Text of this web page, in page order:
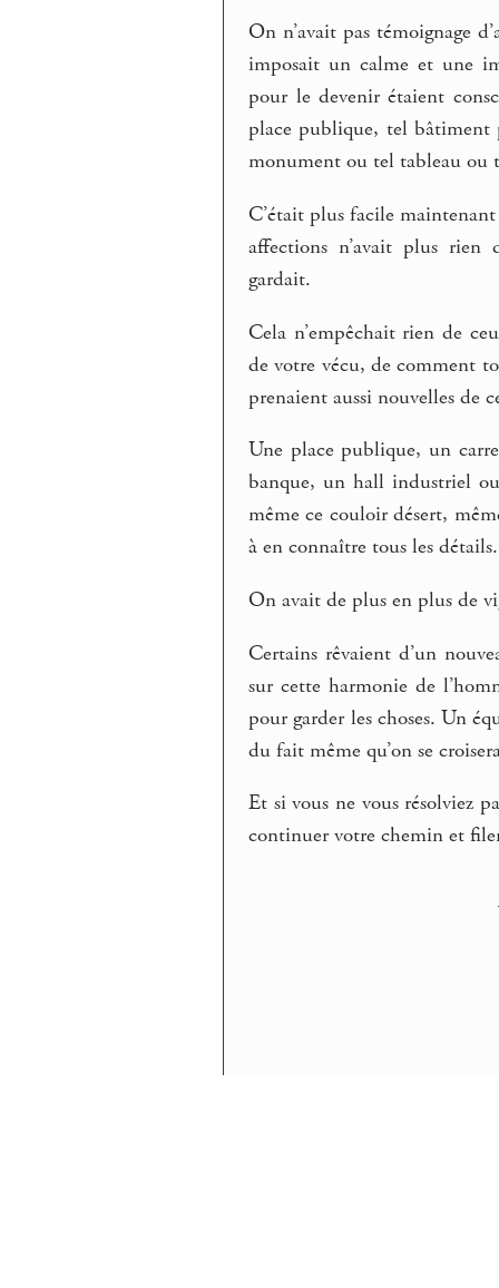
On n’avait pas témoignage
imposait un calme et une
pour le devenir étaient
place publique, tel bâtiment
monument ou tel tableau ou
C’était plus facile
affections n’avait plus
gardait.
Cela n’empêchait rien de
de votre vécu, de comment
prenaient aussi nouvelles de
Une place publique, un
banque, un hall industriel
même ce couloir désert,
à en connaître tous les détails.
On avait de plus en plus de
Certains rêvaient d’un
sur cette harmonie de
pour garder les choses. Un
du fait même qu’on se
Et si vous ne vous résolviez
continuer votre chemin et filer